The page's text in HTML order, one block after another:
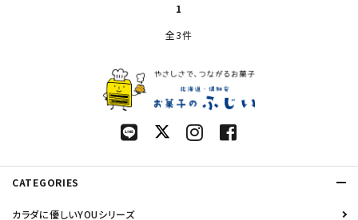
1
全3件
CATEGORIES
カラダに優しいYOUシリーズ